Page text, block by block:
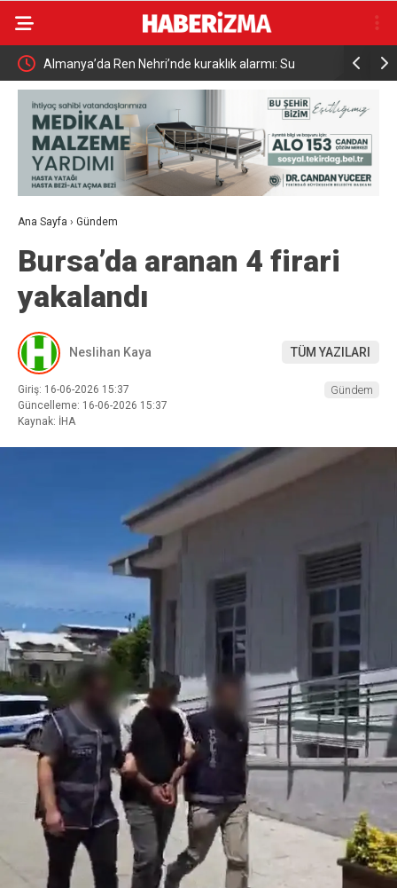
Almanya’da Ren Nehri’nde kuraklık alarmı: Su
seviyesinde tarihi düşüş yaşandı
Ana Sayfa › Gündem
Bursa’da aranan 4 firari
yakalandı
Neslihan Kaya TÜM YAZILARI
Giriş: 16-06-2026 15:37
Güncelleme: 16-06-2026 15:37
Kaynak: İHA
Gündem